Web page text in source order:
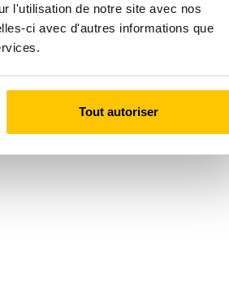
l'utilisation de notre site avec nos
ci avec d'autres informations que
Tout autoriser